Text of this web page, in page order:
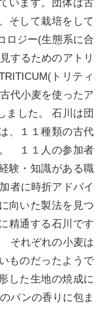
います。団体は古
そして栽培をして
ロジー(生態系に合
するためのアトリ
トリティ
代小麦を使ったア
ました。 石川は団
、１１種類の古代
１１人の参加者
験・知識がある職
者に時折アドバイ
向いた製法を見つ
精通する石川です
それぞれの小麦は
ものだったようで
した生地の焼成に
パンの香りに包ま